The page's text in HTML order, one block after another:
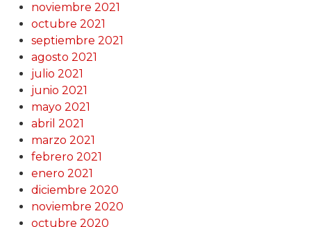
noviembre 2021
octubre 2021
septiembre 2021
agosto 2021
julio 2021
junio 2021
mayo 2021
abril 2021
marzo 2021
febrero 2021
enero 2021
diciembre 2020
noviembre 2020
octubre 2020